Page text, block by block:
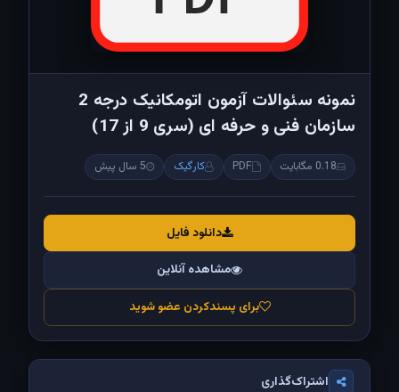
نمونه سئوالات آزمون اتومکانیک درجه 2
سازمان فنی و حرفه ای (سری 9 از 17)
0.18 مگابایت PDF کارگیک 5 سال پیش
دانلود فایل
مشاهده آنلاین
برای پسندکردن عضو شوید
اشتراک‌گذاری